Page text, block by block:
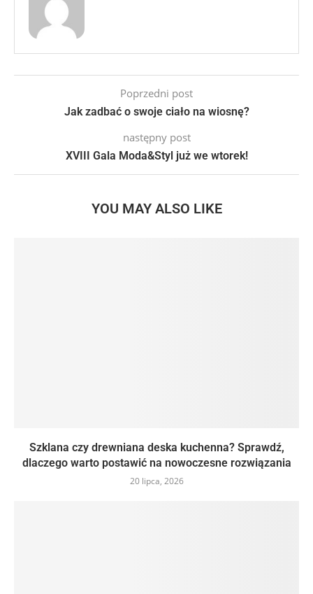
Poprzedni post
Jak zadbać o swoje ciało na wiosnę?
następny post
XVIII Gala Moda&Styl już we wtorek!
YOU MAY ALSO LIKE
Szklana czy drewniana deska kuchenna? Sprawdź,
dlaczego warto postawić na nowoczesne rozwiązania
20 lipca, 2026